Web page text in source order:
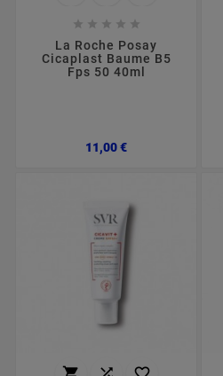
    
La Roche Posay
Cicaplast Baume B5
Fps 50 40ml
11,00 €Preço